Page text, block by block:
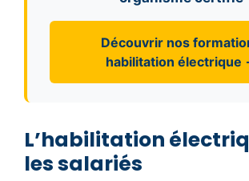
Découvrir nos
habilitation électrique
L’habilitation
les salariés